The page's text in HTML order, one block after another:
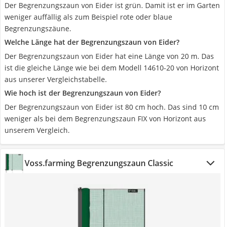
Der Begrenzungszaun von Eider ist grün. Damit ist er im Garten
weniger auffällig als zum Beispiel rote oder blaue
Begrenzungszäune.
Welche Länge hat der Begrenzungszaun von Eider?
Der Begrenzungszaun von Eider hat eine Länge von 20 m. Das
ist die gleiche Länge wie bei dem Modell 14610-20 von Horizont
aus unserer Vergleichstabelle.
Wie hoch ist der Begrenzungszaun von Eider?
Der Begrenzungszaun von Eider ist 80 cm hoch. Das sind 10 cm
weniger als bei dem Begrenzungszaun FIX von Horizont aus
unserem Vergleich.
Voss.farming Begrenzungszaun Classic